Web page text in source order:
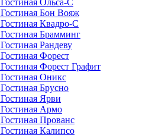
Гостиная Бон Вояж
Гостиная Квадро-С
Гостиная Брамминг
Гостиная Рандеву
Гостиная Форест
Гостиная Форест Графит
Гостиная Оникс
Гостиная Брусно
Гостиная Ярви
Гостиная Армо
Гостиная Прованс
Гостиная Калипсо